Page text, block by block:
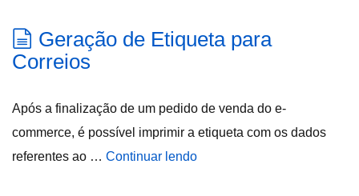
Geração de Etiqueta para
Correios
Após a finalização de um pedido de venda do e-
commerce, é possível imprimir a etiqueta com os dados
referentes ao … Continuar lendo